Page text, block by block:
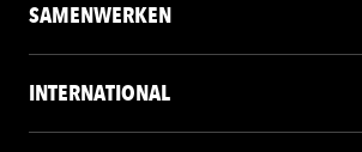
SAMENWERKEN
INTERNATIONAL